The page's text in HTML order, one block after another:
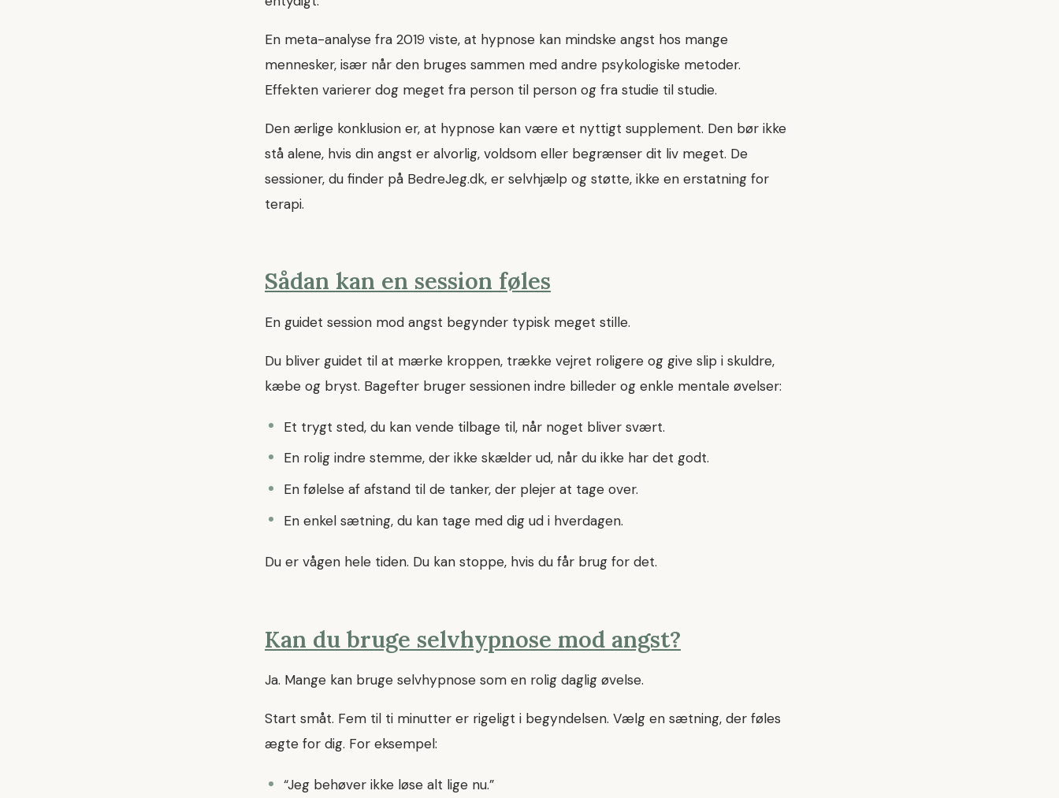
En meta-analyse fra 2019 viste, at hypnose kan mindske angst hos mange
mennesker, især når den bruges sammen med andre psykologiske metoder.
Effekten varierer dog meget fra person til person og fra studie til studie.
Den ærlige konklusion er, at hypnose kan være et nyttigt supplement. Den bør ikke
stå alene, hvis din angst er alvorlig, voldsom eller begrænser dit liv meget. De
sessioner, du finder på BedreJeg.dk, er selvhjælp og støtte, ikke en erstatning for
terapi.
Sådan kan en session føles
En guidet session mod angst begynder typisk meget stille.
Du bliver guidet til at mærke kroppen, trække vejret roligere og give slip i skuldre,
kæbe og bryst. Bagefter bruger sessionen indre billeder og enkle mentale øvelser:
Et trygt sted, du kan vende tilbage til, når noget bliver svært.
En rolig indre stemme, der ikke skælder ud, når du ikke har det godt.
En følelse af afstand til de tanker, der plejer at tage over.
En enkel sætning, du kan tage med dig ud i hverdagen.
Du er vågen hele tiden. Du kan stoppe, hvis du får brug for det.
Kan du bruge selvhypnose mod angst?
Ja. Mange kan bruge selvhypnose som en rolig daglig øvelse.
Start småt. Fem til ti minutter er rigeligt i begyndelsen. Vælg en sætning, der føles
ægte for dig. For eksempel:
“Jeg behøver ikke løse alt lige nu.”